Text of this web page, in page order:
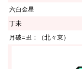
六白金星
丁未
月破=丑：（北々東）